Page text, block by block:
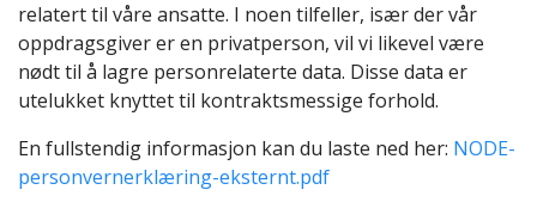
relatert til våre ansatte. I noen tilfeller, især der vår
oppdragsgiver er en privatperson, vil vi likevel være
nødt til å lagre personrelaterte data. Disse data er
utelukket knyttet til kontraktsmessige forhold.
En fullstendig informasjon kan du laste ned her: NODE-
personvernerklæring-eksternt.pdf